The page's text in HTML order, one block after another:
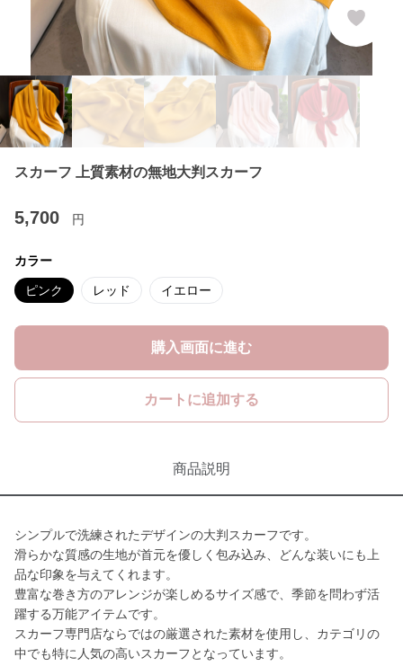
スカーフ 上質素材の無地大判スカーフ
5,700 円
カラー
ピンク レッド イエロー
購入画面に進む
カートに追加する
商品説明
シンプルで洗練されたデザインの大判スカーフです。
滑らかな質感の生地が首元を優しく包み込み、どんな装いにも上
品な印象を与えてくれます。
豊富な巻き方のアレンジが楽しめるサイズ感で、季節を問わず活
躍する万能アイテムです。
スカーフ専門店ならではの厳選された素材を使用し、カテゴリの
中でも特に人気の高いスカーフとなっています。